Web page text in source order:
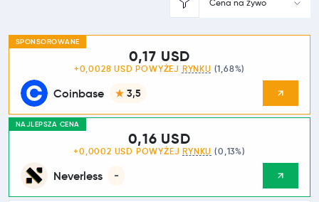
Cena na żywo
SPONSOROWANE
Coinbase 3,5
0,17 USD
+0,0028 USD POWYŻEJ RYNKU (1,68%)
NAJLEPSZA CENA
Neverless -
0,16 USD
+0,0002 USD POWYŻEJ RYNKU (0,13%)